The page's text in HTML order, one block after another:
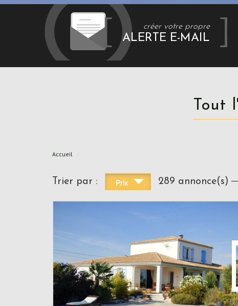
créer votre propre
ALERTE E-MAIL
Accueil
Trier par : Prix 289 annonce(s)